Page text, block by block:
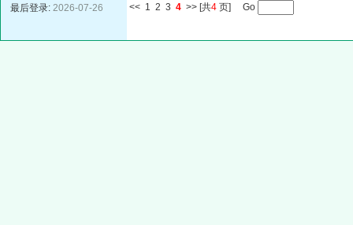
最后登录: 2026-07-26 << 1 2 3 4 >> [共4 页] Go